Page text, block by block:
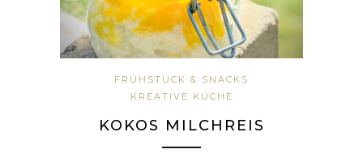
FRÜHSTÜCK & SNACKS
KREATIVE KÜCHE
KOKOS MILCHREIS